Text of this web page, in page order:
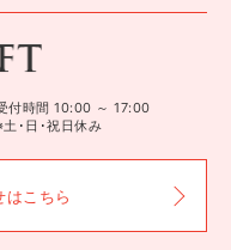
付時間 10:00 ～ 17:00
土･日･祝日休み
はこちら